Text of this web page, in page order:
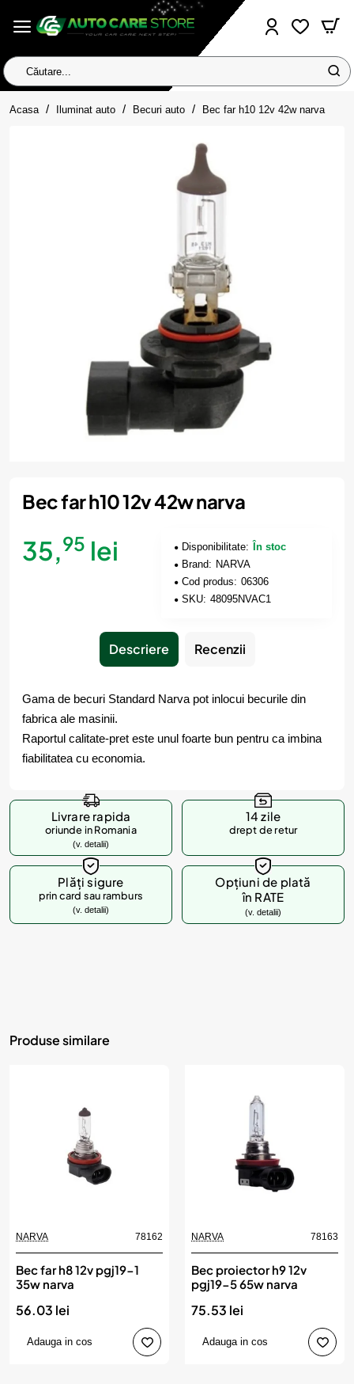
Căutare...
Acasa homeIluminat auto Becuri auto Bec far h10 12v 42w narva
Bec far h10 12v 42w narva
35,95 lei Disponibilitate:
În stoc
Brand: NARVA
Cod produs: 06306
SKU: 48095NVAC1
Descriere Recenzii
Gama de becuri Standard Narva pot inlocui becurile din
fabrica ale masinii.
Raportul calitate-pret este unul foarte bun pentru ca imbina
fiabilitatea cu economia.
Livrare rapida
oriunde in Romania
(v. detalii)
14 zile
drept de retur
Plăți sigure
prin card sau ramburs
(v. detalii)
Opțiuni de plată
în RATE
(v. detalii)
Produse similare
NARVA 78162
Bec far h8 12v pgj19-1
35w narva
56.03 lei
Adauga in cos
NARVA 78163
Bec proiector h9 12v
pgj19-5 65w narva
75.53 lei
Adauga in cos